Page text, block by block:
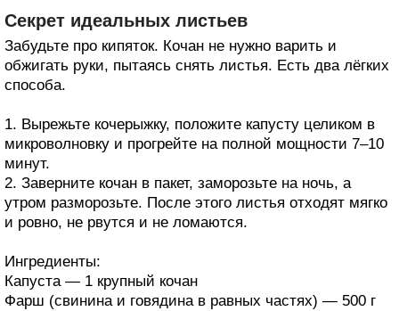
Секрет идеальных листьев
Забудьте про кипяток. Кочан не нужно варить и
обжигать руки, пытаясь снять листья. Есть два лёгких
способа.
1. Вырежьте кочерыжку, положите капусту целиком в
микроволновку и прогрейте на полной мощности 7–10
минут.
2. Заверните кочан в пакет, заморозьте на ночь, а
утром разморозьте. После этого листья отходят мягко
и ровно, не рвутся и не ломаются.
Ингредиенты:
Капуста — 1 крупный кочан
Фарш (свинина и говядина в равных частях) — 500 г